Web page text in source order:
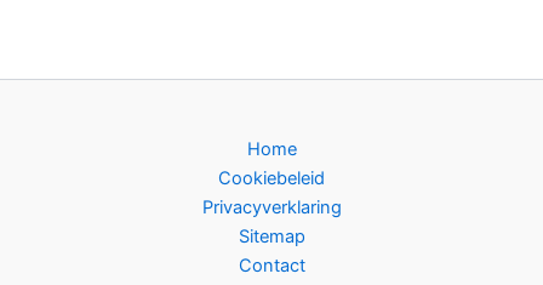
Home
Cookiebeleid
Privacyverklaring
Sitemap
Contact